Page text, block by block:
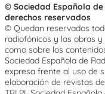
© Sociedad Española de
derechos reservados
© Quedan reservados
radiofónicos y las obras
como sobre los
Sociedad Española de
expresa frente al uso de
elaboración de revistas